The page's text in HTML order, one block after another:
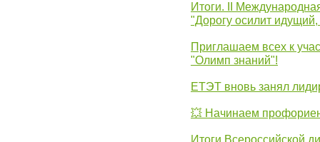
Итоги. II
"Дорогу осилит
Приглашаем всех к
"Олимп знаний"!
ЕТЭТ вновь занял
💥 Начинаем
Итоги Всероссийской